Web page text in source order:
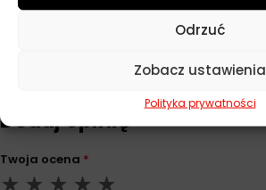
Odrzuć
Zobacz ustawienia
Polityka prywatności
Na razie nie ma opinii o produkcie.
Dodaj opinię
Twoja ocena *